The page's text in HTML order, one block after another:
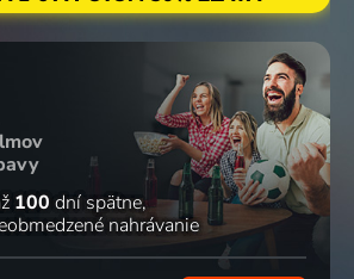
100 dní spätne
nahrávanie